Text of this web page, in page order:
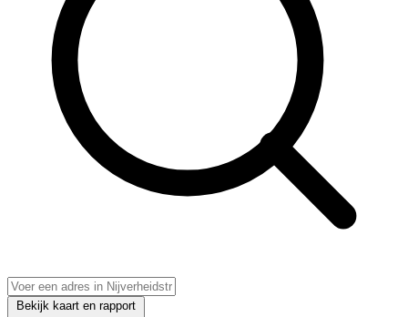
Bekijk kaart en rapport